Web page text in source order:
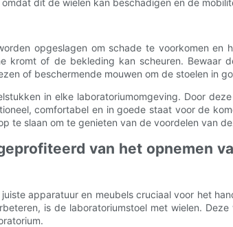
dit de wielen kan beschadigen en de
opgeslagen om schade te voorkomen en
of de bekleding kan scheuren. Bewaar
of beschermende mouwen om de stoelen in
in elke laboratoriumomgeving. Door
comfortabel en in goede staat voor de
te slaan om te genieten van de voordelen van
van het opnemen
apparatuur en meubels cruciaal voor het
is de laboratoriumstoel met wielen.